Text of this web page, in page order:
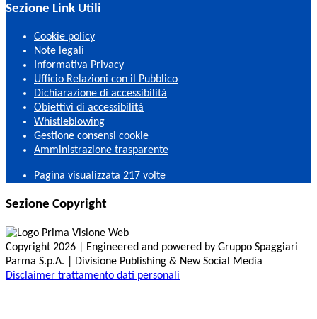
Sezione Link Utili
Cookie policy
Note legali
Informativa Privacy
Ufficio Relazioni con il Pubblico
Dichiarazione di accessibilità
Obiettivi di accessibilità
Whistleblowing
Gestione consensi cookie
Amministrazione trasparente
Pagina visualizzata 217 volte
Sezione Copyright
Copyright 2026 | Engineered and powered by Gruppo Spaggiari
Parma S.p.A. | Divisione Publishing & New Social Media
Disclaimer trattamento dati personali